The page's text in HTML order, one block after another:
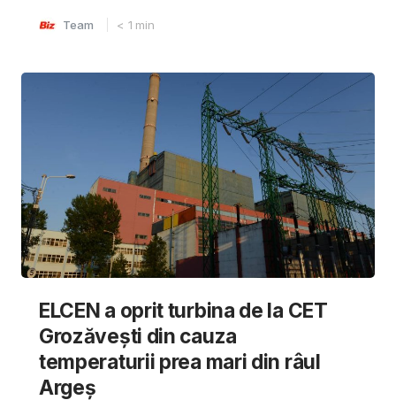
Team < 1 min
ELCEN a oprit turbina de la CET
Grozăvești din cauza
temperaturii prea mari din râul
Argeș